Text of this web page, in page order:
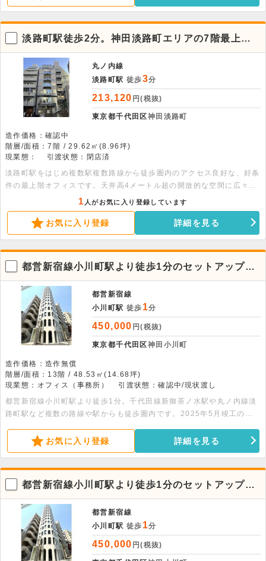
淡路町駅徒歩2分。神田淡路町エリアの7階最上階
貸事務所
丸ノ内線
淡路町駅 徒歩3分
213,120 円(税抜)
東京都千代田区神田淡路町
造作価格：確認中
階層/面積：7階 / 29.62㎡(8.96坪)
現業態：
引渡状態：閉店済
淡路町駅をはじめ複数駅複数路線から徒歩圏内のアクセス良好な、好条
件の最上階オフィスです。天井高4メートル超の開放的な空間に広々バ
ルコニー付き。サービス店舗もご相談可能です。詳細についてはお問い
合わせください。
1 人がお気に入り登録しています
お気に入り登録 詳細を見る
都営新宿線小川町駅より徒歩1分のセットアップオ
フィス物件【13階】
都営新宿線
小川町駅 徒歩 1分
450,000 円(税抜)
東京都千代田区神田小川町
造作価格：造作無償
階層/面積：13階 / 48.53㎡(14.68坪)
現業態：オフィス（事務所）
引渡状態：確認中/現状渡し
都営新宿線小川町駅より徒歩1分。千代田線新御茶ノ水駅や丸ノ内線淡
路町駅など複数の路線や駅からも徒歩圏内です。2025年5月竣工のデ
下さい。
お気に入り登録 詳細を見る
都営新宿線小川町駅より徒歩1分のセットアップオ
フィス物件【12階】
都営新宿線
小川町駅 徒歩 1分
450,000 円(税抜)